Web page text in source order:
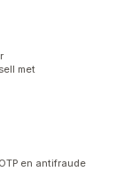
met
en antifraude